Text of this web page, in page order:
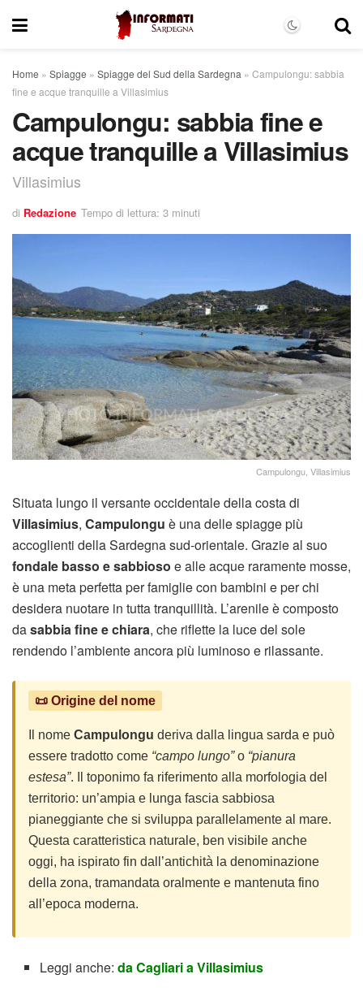
Home » Spiagge » Spiagge del Sud della Sardegna » Campulongu: sabbia
fine e acque tranquille a Villasimius
Campulongu: sabbia fine e
acque tranquille a Villasimius
Villasimius
di Redazione Tempo di lettura: 3 minuti
Campulongu, Villasimius
Situata lungo il versante occidentale della costa di
Villasimius, Campulongu è una delle spiagge più
accoglienti della Sardegna sud-orientale. Grazie al suo
fondale basso e sabbioso e alle acque raramente mosse,
è una meta perfetta per famiglie con bambini e per chi
desidera nuotare in tutta tranquillità. L’arenile è composto
dasabbia fine e chiara, che riflette la luce del sole
rendendo l’ambiente ancora più luminoso e rilassante.
📜 Origine del nome
Il nome Campulongu deriva dalla lingua sarda e può
essere tradotto come “campo lungo”o “pianura
estesa”. Il toponimo fa riferimento alla morfologia del
territorio: un’ampia e lunga fascia sabbiosa
pianeggiante che si sviluppa parallelamente al mare.
Questa caratteristica naturale, ben visibile anche
oggi, ha ispirato fin dall’antichità la denominazione
della zona, tramandata oralmente e mantenuta fino
all’epoca moderna.
Leggi anche: da Cagliari a Villasimius